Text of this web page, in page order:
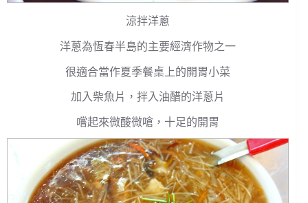
涼拌洋蔥
洋蔥為恆春半島的主要經濟作物之一
很適合當作夏季餐桌上的開胃小菜
加入柴魚片，拌入油醋的洋蔥片
嚐起來微酸微嗆，十足的開胃